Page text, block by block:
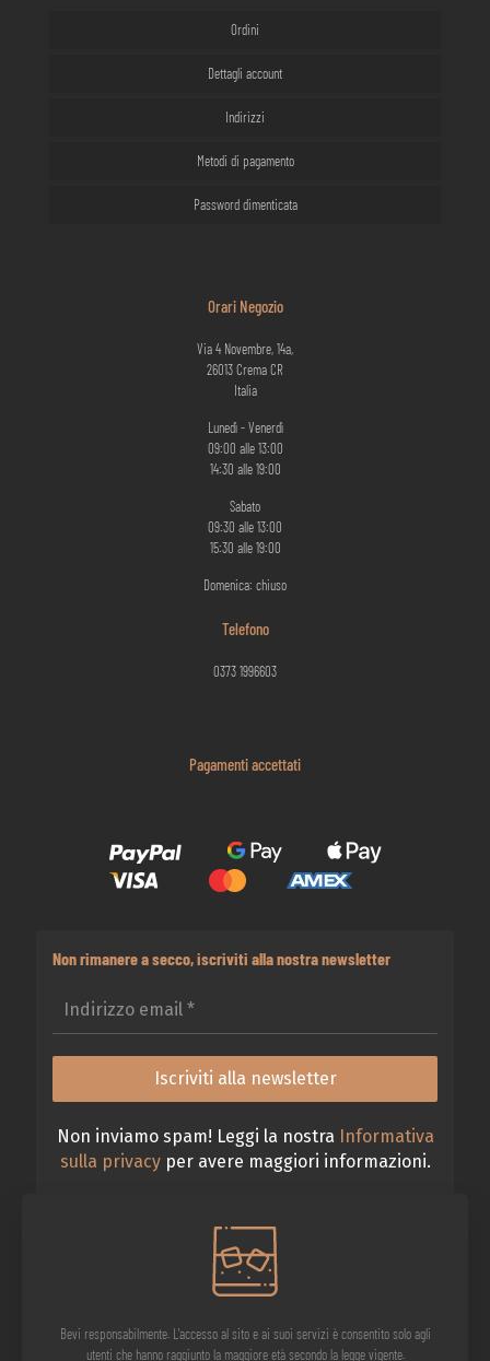
Ordini
Dettagli account
Indirizzi
Metodi di pagamento
Password dimenticata
Orari Negozio
Via 4 Novembre, 14a,
26013 Crema CR
Italia
Lunedì - Venerdì
09:00 alle 13:00
14:30 alle 19:00
Sabato
09:30 alle 13:00
15:30 alle 19:00
Domenica: chiuso
Telefono
0373 1996603
Pagamenti accettati
Non rimanere a secco, iscriviti alla nostra newsletter
Non inviamo spam! Leggi la nostra Informativa
sulla privacyper avere maggiori informazioni.
Bevi responsabilmente. L'accesso al sito e ai suoi servizi è consentito solo agli
utenti che hanno raggiunto la maggiore età secondo la legge vigente.